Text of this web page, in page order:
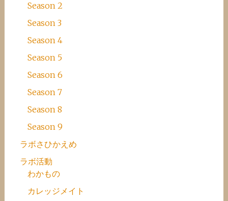
Season 2
Season 3
Season 4
Season 5
Season 6
Season 7
Season 8
Season 9
ラボさひかえめ
ラボ活動
わかもの
カレッジメイト